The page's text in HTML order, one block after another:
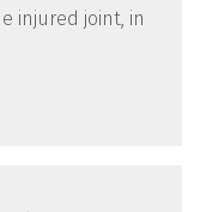
injured joint, in